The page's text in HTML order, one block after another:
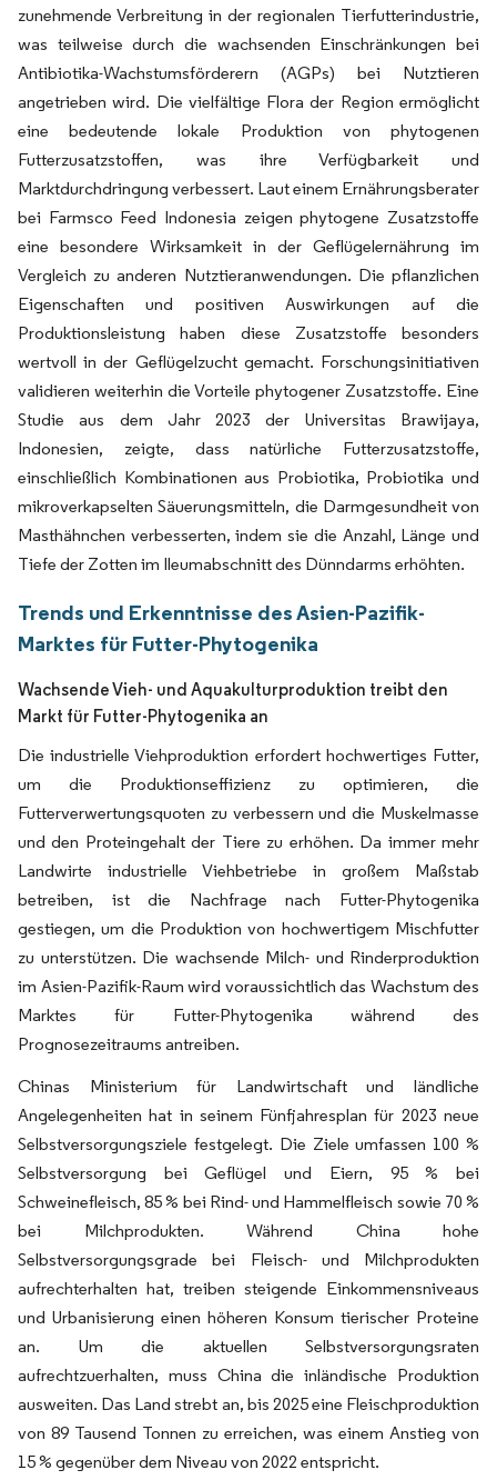
zunehmende Verbreitung in der regionalen Tierfutterindustrie,
was teilweise durch die wachsenden Einschränkungen bei
Antibiotika-Wachstumsförderern (AGPs) bei Nutztieren
angetrieben wird. Die vielfältige Flora der Region ermöglicht
eine bedeutende lokale Produktion von phytogenen
Futterzusatzstoffen, was ihre Verfügbarkeit und
Marktdurchdringung verbessert. Laut einem Ernährungsberater
bei Farmsco Feed Indonesia zeigen phytogene Zusatzstoffe
eine besondere Wirksamkeit in der Geflügelernährung im
Vergleich zu anderen Nutztieranwendungen. Die pflanzlichen
Eigenschaften und positiven Auswirkungen auf die
Produktionsleistung haben diese Zusatzstoffe besonders
wertvoll in der Geflügelzucht gemacht. Forschungsinitiativen
validieren weiterhin die Vorteile phytogener Zusatzstoffe. Eine
Studie aus dem Jahr 2023 der Universitas Brawijaya,
Indonesien, zeigte, dass natürliche Futterzusatzstoffe,
einschließlich Kombinationen aus Probiotika, Probiotika und
mikroverkapselten Säuerungsmitteln, die Darmgesundheit von
Masthähnchen verbesserten, indem sie die Anzahl, Länge und
Tiefe der Zotten im Ileumabschnitt des Dünndarms erhöhten.
Trends und Erkenntnisse des Asien-Pazifik-
Marktes für Futter-Phytogenika
Wachsende Vieh- und Aquakulturproduktion treibt den
Markt für Futter-Phytogenika an
Die industrielle Viehproduktion erfordert hochwertiges Futter,
um die Produktionseffizienz zu optimieren, die
Futterverwertungsquoten zu verbessern und die Muskelmasse
und den Proteingehalt der Tiere zu erhöhen. Da immer mehr
Landwirte industrielle Viehbetriebe in großem Maßstab
betreiben, ist die Nachfrage nach Futter-Phytogenika
gestiegen, um die Produktion von hochwertigem Mischfutter
zu unterstützen. Die wachsende Milch- und Rinderproduktion
im Asien-Pazifik-Raum wird voraussichtlich das Wachstum des
Marktes für Futter-Phytogenika während des
Prognosezeitraums antreiben.
Chinas Ministerium für Landwirtschaft und ländliche
Angelegenheiten hat in seinem Fünfjahresplan für 2023 neue
Selbstversorgungsziele festgelegt. Die Ziele umfassen 100 %
Selbstversorgung bei Geflügel und Eiern, 95 % bei
Schweinefleisch, 85 % bei Rind- und Hammelfleisch sowie 70 %
bei Milchprodukten. Während China hohe
Selbstversorgungsgrade bei Fleisch- und Milchprodukten
aufrechterhalten hat, treiben steigende Einkommensniveaus
und Urbanisierung einen höheren Konsum tierischer Proteine
an. Um die aktuellen Selbstversorgungsraten
aufrechtzuerhalten, muss China die inländische Produktion
ausweiten. Das Land strebt an, bis 2025 eine Fleischproduktion
von 89 Tausend Tonnen zu erreichen, was einem Anstieg von
15 % gegenüber dem Niveau von 2022 entspricht.